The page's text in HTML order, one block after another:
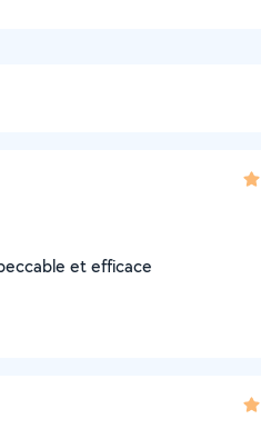
et efficace